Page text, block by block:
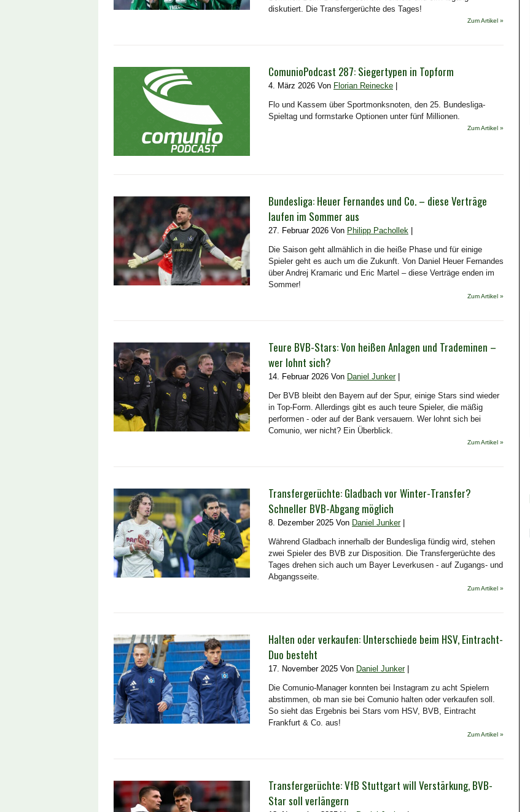
diskutiert. Die Transfergerüchte des Tages!
Zum Artikel »
ComunioPodcast 287: Siegertypen in Topform
4. März 2026 Von Florian Reinecke
Flo und Kassem über Sportmonksnoten, den 25. Bundesliga-
Spieltag und formstarke Optionen unter fünf Millionen.
Zum Artikel »
Bundesliga: Heuer Fernandes und Co. – diese Verträge
laufen im Sommer aus
27. Februar 2026 Von Philipp Pachollek
Die Saison geht allmählich in die heiße Phase und für einige
Spieler geht es auch um die Zukunft. Von Daniel Heuer Fernandes
über Andrej Kramaric und Eric Martel – diese Verträge enden im
Sommer!
Zum Artikel »
Teure BVB-Stars: Von heißen Anlagen und Trademinen –
wer lohnt sich?
14. Februar 2026 Von Daniel Junker|
Der BVB bleibt den Bayern auf der Spur, einige Stars sind wieder
in Top-Form. Allerdings gibt es auch teure Spieler, die mäßig
performen - oder auf der Bank versauern. Wer lohnt sich bei
Comunio, wer nicht? Ein Überblick.
Zum Artikel »
Transfergerüchte: Gladbach vor Winter-Transfer?
Schneller BVB-Abgang möglich
8. Dezember 2025 Von Daniel Junker|
Während Gladbach innerhalb der Bundesliga fündig wird, stehen
zwei Spieler des BVB zur Disposition. Die Transfergerüchte des
Tages drehen sich auch um Bayer Leverkusen - auf Zugangs- und
Abgangsseite.
Zum Artikel »
Halten oder verkaufen: Unterschiede beim HSV, Eintracht-
Duo besteht
17. November 2025 Von Daniel Junker|
Die Comunio-Manager konnten bei Instagram zu acht Spielern
abstimmen, ob man sie bei Comunio halten oder verkaufen soll.
So sieht das Ergebnis bei Stars vom HSV, BVB, Eintracht
Frankfurt & Co. aus!
Zum Artikel »
Transfergerüchte: VfB Stuttgart will Verstärkung, BVB-
Star soll verlängern